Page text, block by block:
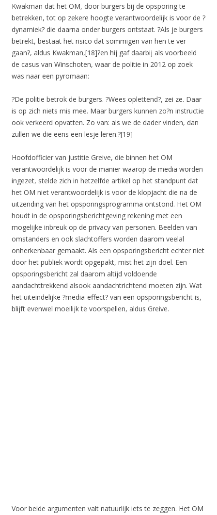
Kwakman dat het OM, door burgers bij de opsporing te
betrekken, tot op zekere hoogte verantwoordelijk is voor de ?
dynamiek? die daarna onder burgers ontstaat. ?Als je burgers
betrekt, bestaat het risico dat sommigen van hen te ver
gaan?, aldus Kwakman,[18]?en hij gaf daarbij als voorbeeld
de casus van Winschoten, waar de politie in 2012 op zoek
was naar een pyromaan:
?De politie betrok de burgers. ?Wees oplettend?, zei ze. Daar
is op zich niets mis mee. Maar burgers kunnen zo?n instructie
ook verkeerd opvatten. Zo van: als we de dader vinden, dan
zullen we die eens een lesje leren.?[19]
Hoofdofficier van justitie Greive, die binnen het OM
verantwoordelijk is voor de manier waarop de media worden
ingezet, stelde zich in hetzelfde artikel op het standpunt dat
het OM niet verantwoordelijk is voor de klopjacht die na de
uitzending van het opsporingsprogramma ontstond. Het OM
houdt in de opsporingsberichtgeving rekening met een
mogelijke inbreuk op de privacy van personen. Beelden van
omstanders en ook slachtoffers worden daarom veelal
onherkenbaar gemaakt. Als een opsporingsbericht echter niet
door het publiek wordt opgepakt, mist het zijn doel. Een
opsporingsbericht zal daarom altijd voldoende
aandachttrekkend alsook aandachtrichtend moeten zijn. Wat
het uiteindelijke ?media-effect? van een opsporingsbericht is,
blijft evenwel moeilijk te voorspellen, aldus Greive.
Voor beide argumenten valt natuurlijk iets te zeggen. Het OM